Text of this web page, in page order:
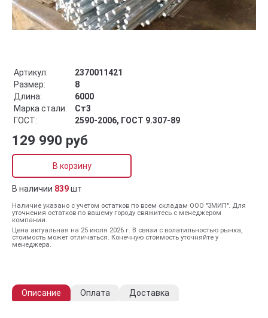
Артикул:
2370011421
Размер:
8
Длина:
6000
Марка стали:
Ст3
ГОСТ:
2590-2006, ГОСТ 9.307-89
129 990 руб
В корзину
В наличии 839шт
Наличие указано с учетом остатков по всем складам ООО "ЗМИП". Для
уточнения остатков по вашему городу свяжитесь с менеджером
компании.
Цена актуальная на 25 июля 2026 г. В связи с волатильностью рынка,
стоимость может отличаться. Конечную стоимость уточняйте у
менеджера.
Описание Оплата Доставка